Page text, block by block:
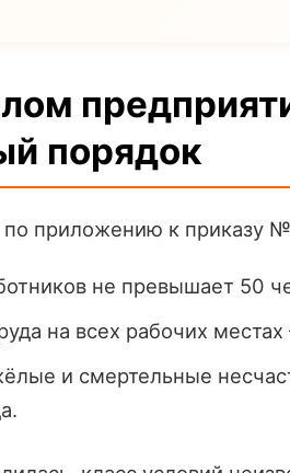
порядок
приложению к приказу
не превышает 50
на всех рабочих
и смертельные